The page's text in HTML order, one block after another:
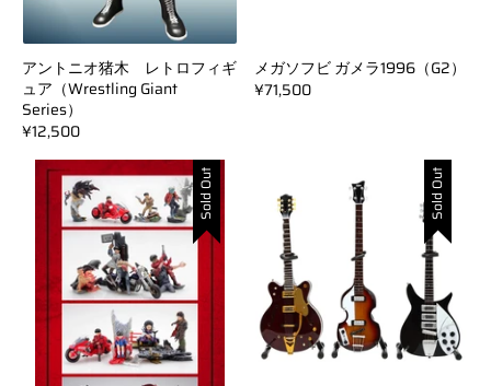
アントニオ猪木 レトロフィギ
ュア（Wrestling Giant
Series）
¥12,500
メガソフビ ガメラ1996（G2）
¥71,500
Sold Out Sold Out